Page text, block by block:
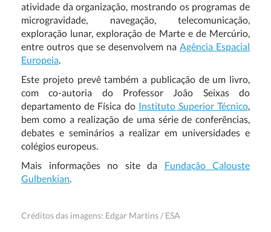
atividade da organização, mostrando os programas de
microgravidade, navegação, telecomunicação,
exploração lunar, exploração de Marte e de Mercúrio,
entre outros que se desenvolvem na Agência Espacial
Europeia.
Este projeto prevê também a publicação de um livro,
com co-autoria do Professor João Seixas do
departamento de Física do Instituto Superior Técnico,
bem como a realização de uma série de conferências,
debates e seminários a realizar em universidades e
colégios europeus.
Mais informações no site da Fundação Calouste
Gulbenkian.
Créditos das imagens: Edgar Martins / ESA